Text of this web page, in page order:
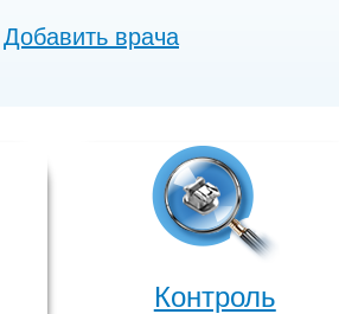
Добавить врача
Контроль